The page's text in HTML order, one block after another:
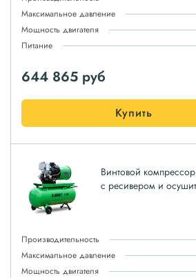
Максимальное давление
Мощность двигателя
Питание
644 865 руб
Купить
Винтовой
с ресивером и
Производительность
Максимальное давление
Мощность двигателя